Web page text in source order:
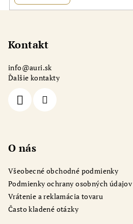
Kontakt
info@auri.sk
Ďalšie kontakty
O nás
Všeobecné obchodné podmienky
Podmienky ochrany osobných údajov
Vrátenie a reklamácia tovaru
Často kladené otázky